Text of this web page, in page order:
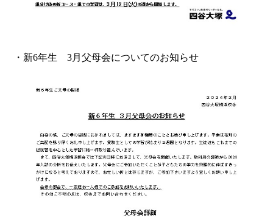
・新6年生 3月父母会についてのお知らせ